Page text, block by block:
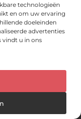
technologieën
en om uw ervaring
doeleinden
advertenties
vindt u in ons
Reserved.